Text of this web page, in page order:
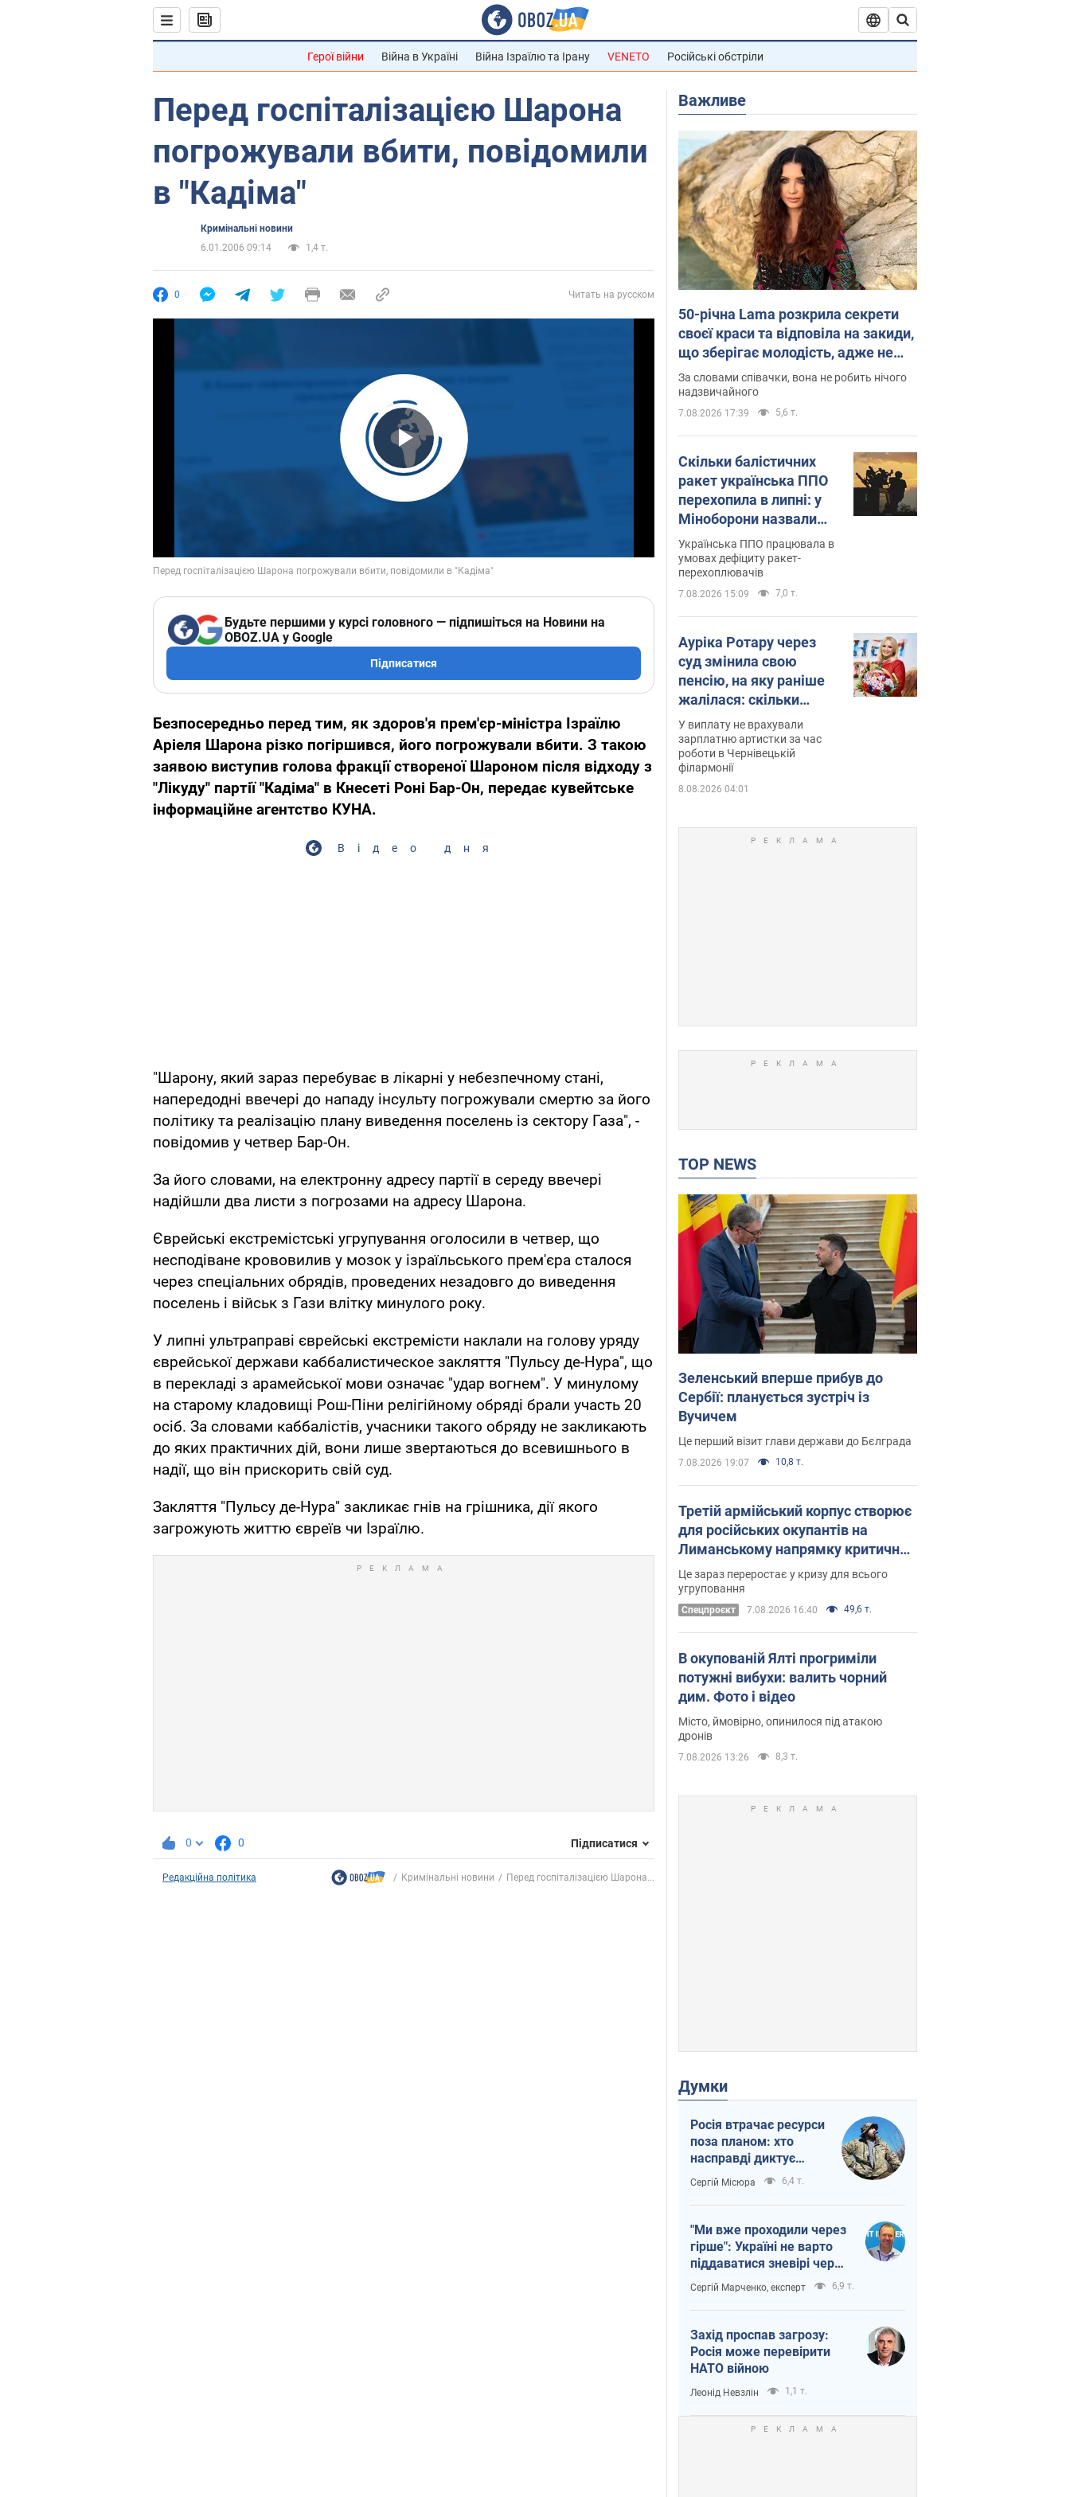
Герої війни Війна в Україні Війна Ізраїлю та Ірану VENETO Російські обстріли
Перед госпіталізацією Шарона
погрожували вбити, повідомили
в "Кадіма"
Кримінальні новини
6.01.2006 09:14
1,4 т.
0 Читать на русском
Play Video
Будьте першими у курсі головного — підпишіться на Новини на
OBOZ.UA у Google
Підписатися
Безпосередньо перед тим, як здоров'я прем'єр-міністра Ізраїлю
Аріеля Шарона різко погіршився, його погрожували вбити. З такою
заявою виступив голова фракції створеної Шароном після відходу з
"Лікуду" партії "Кадіма" в Кнесеті Роні Бар-Он, передає кувейтське
інформаційне агентство КУНА.
Відео дня
"Шарону, який зараз перебуває в лікарні у небезпечному стані,
напередодні ввечері до нападу інсульту погрожували смертю за його
політику та реалізацію плану виведення поселень із сектору Газа", -
повідомив у четвер Бар-Он.
За його словами, на електронну адресу партії в середу ввечері
надійшли два листи з погрозами на адресу Шарона.
Єврейські екстремістські угрупування оголосили в четвер, що
несподіване крововилив у мозок у ізраїльського прем'єра сталося
через спеціальних обрядів, проведених незадовго до виведення
поселень і військ з Гази влітку минулого року.
У липні ультраправі єврейські екстремісти наклали на голову уряду
єврейської держави каббалистическое закляття "Пульсу де-Нура", що
в перекладі з арамейської мови означає "удар вогнем". У минулому
на старому кладовищі Рош-Піни релігійному обряді брали участь 20
осіб. За словами каббалістів, учасники такого обряду не закликають
до яких практичних дій, вони лише звертаються до всевишнього в
надії, що він прискорить свій суд.
Закляття "Пульсу де-Нура" закликає гнів на грішника, дії якого
загрожують життю євреїв чи Ізраїлю.
0 0 Підписатися
Редакційна політика Кримінальні новини Перед госпіталізацією Шарона...
Важливе
50-річна Lama розкрила секрети
своєї краси та відповіла на закиди,
що зберігає молодість, адже не
має дітей
За словами співачки, вона не робить нічого
надзвичайного
7.08.2026 17:39 5,6 т.
Скільки балістичних
ракет українська ППО
перехопила в липні: у
Міноборони назвали
цифру
Українська ППО працювала в
умовах дефіциту ракет-
перехоплювачів
7.08.2026 15:09 7,0 т.
Ауріка Ротару через
суд змінила свою
пенсію, на яку раніше
жалілася: скільки
отримувала співачка
У виплату не врахували
зарплатню артистки за час
роботи в Чернівецькій
філармонії
8.08.2026 04:01
TOP NEWS
Зеленський вперше прибув до
Сербії: планується зустріч із
Вучичем
Це перший візит глави держави до Бєлграда
7.08.2026 19:07 10,8 т.
Третій армійський корпус створює
для російських окупантів на
Лиманському напрямку критичний
дискомфорт: як це вдалося
Це зараз переростає у кризу для всього
угруповання
Cпецпроєкт 7.08.2026 16:40 49,6 т.
В окупованій Ялті прогриміли
потужні вибухи: валить чорний
дим. Фото і відео
Місто, ймовірно, опинилося під атакою
дронів
7.08.2026 13:26 8,3 т.
Думки
Росія втрачає ресурси
поза планом: хто
насправді диктує
темп війни
Сергій Місюра 6,4 т.
"Ми вже проходили через
гірше": Україні не варто
піддаватися зневірі через
ракетний терор
Сергій Марченко, експерт 6,9 т.
Захід проспав загрозу:
Росія може перевірити
НАТО війною
Леонід Невзлін 1,1 т.